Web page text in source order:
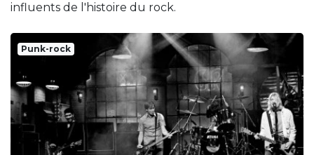
influents de l'histoire du rock.
Punk-rock